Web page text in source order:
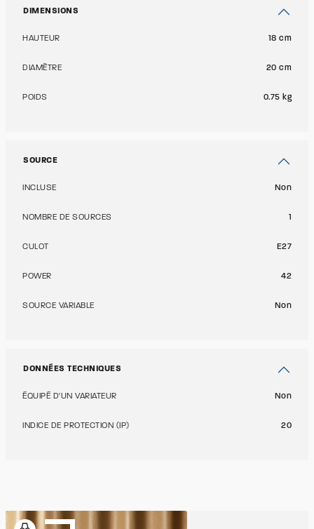
DIMENSIONS
HAUTEUR 18 cm
DIAMÈTRE 20 cm
POIDS 0.75 kg
SOURCE
INCLUSE Non
NOMBRE DE SOURCES 1
CULOT E27
POWER 42
SOURCE VARIABLE Non
DONNÉES TECHNIQUES
ÉQUIPÉ D'UN VARIATEUR Non
INDICE DE PROTECTION (IP) 20